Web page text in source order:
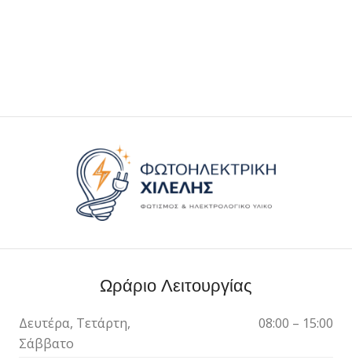
Ωράριο Λειτουργίας
Δευτέρα, Τετάρτη,
Σάββατο
08:00 – 15:00